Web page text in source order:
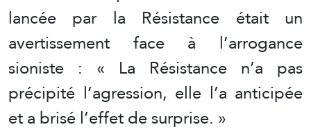
lancée par la Résistance était un
avertissement face à l’arrogance
sioniste : « La Résistance n’a pas
précipité l’agression, elle l’a anticipée
et a brisé l’effet de surprise. »